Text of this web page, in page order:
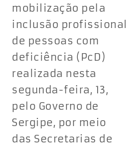
mobilização pela
inclusão profissional
de pessoas com
deficiência (PcD)
realizada nesta
segunda-feira, 13,
pelo Governo de
Sergipe, por meio
das Secretarias de